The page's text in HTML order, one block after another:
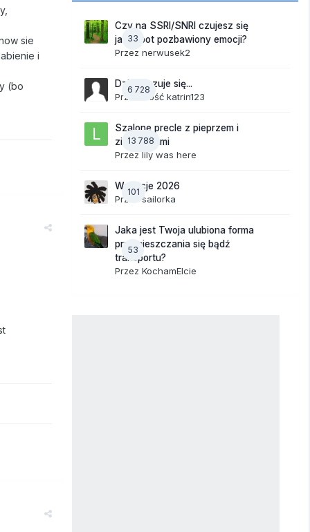
sie
i
(bo
33
Czy na SSRI/SNRI czujesz się
jak robot pozbawiony emocji?
Przez nerwusek2
6 728
Dzisiaj czuje się...
Przez Gość katrin123
13 788
Szalone precle z pieprzem i
ziemniakami
Przez lily was here
101
Wakacje 2026
Przez sailorka
53
Jaka jest Twoja ulubiona forma
przemieszczania się bądź
transportu?
Przez KochamElcie